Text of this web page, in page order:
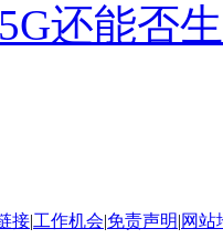
还能否
接|工作机会|免责声明|网站